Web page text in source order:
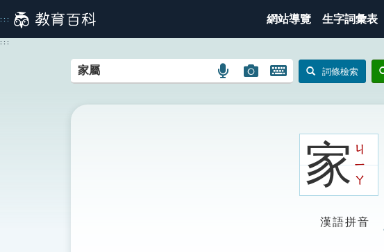
到
主
::: 網站導覽 生字詞彙表
:::
語
搜
圖
搜
開
鍵
詞條檢索
家ㄐ
ㄧ
ㄚ
漢語拼音